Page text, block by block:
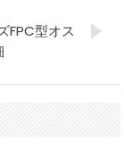
FPC型オス